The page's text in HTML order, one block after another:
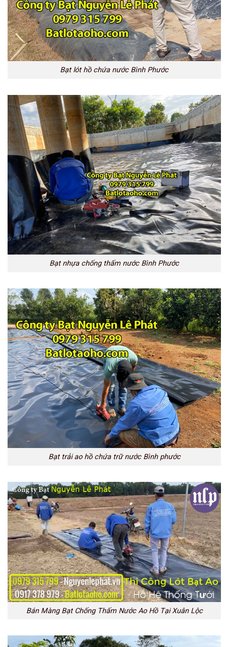
Bạt lót hồ chứa nước Bình Phước
Bạt nhựa chống thấm nước Bình Phước
Bạt trải ao hồ chứa trữ nước Bình phước
Bán Màng Bạt Chống Thấm Nước Ao Hồ Tại Xuân Lộc